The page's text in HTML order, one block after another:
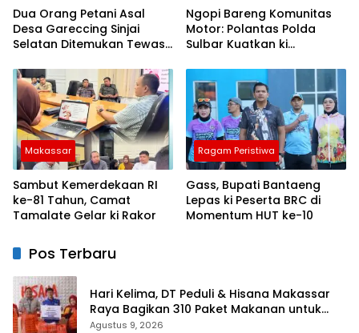
Dua Orang Petani Asal
Desa Gareccing Sinjai
Selatan Ditemukan Tewas,
Kasian”
Ngopi Bareng Komunitas
Motor: Polantas Polda
Sulbar Kuatkan ki
Keselamatan
Makassar
Sambut Kemerdekaan RI
ke-81 Tahun, Camat
Tamalate Gelar ki Rakor
Ragam Peristiwa
Gass, Bupati Bantaeng
Lepas ki Peserta BRC di
Momentum HUT ke-10
Pos Terbaru
Hari Kelima, DT Peduli & Hisana Makassar
Raya Bagikan 310 Paket Makanan untuk
Korban Kebakaran Tallo
Agustus 9, 2026